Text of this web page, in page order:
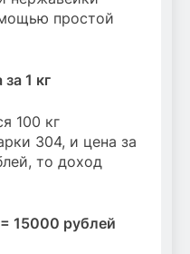
простой
1 кг
100 кг
304, и цена за
то доход
15000 рублей